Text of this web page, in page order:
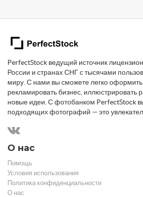
PerfectStock ведущий источник
России и странах СНГ с тысячами
миру. С нами вы сможете легко оформить
рекламировать бизнес, иллюстрировать
новые идеи. С фотобанком PerfectStock
подходящих фотографий — это
О нас
Помощь
Условия использования
Политика конфиденциальности
О нас